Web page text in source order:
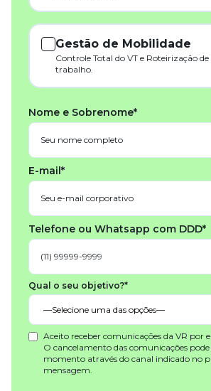
Gestão de Mobilidade
Controle Total do VT e Roteirização
trabalho.
Nome e Sobrenome*
E-mail*
Telefone ou Whatsapp com DDD*
Qual o seu objetivo?*
Aceito receber comunicações da VR por
O cancelamento das comunicações
momento através do canal indicado no
mensagem.